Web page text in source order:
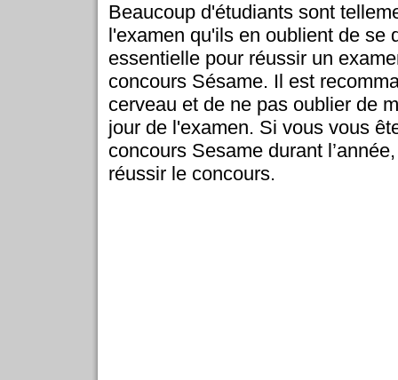
Beaucoup d'étudiants sont
l'examen qu'ils en oublient de se
essentielle pour réussir un
concours Sésame. Il est
cerveau et de ne pas oublier de
jour de l'examen. Si vous vous
concours Sesame durant
réussir le concours.